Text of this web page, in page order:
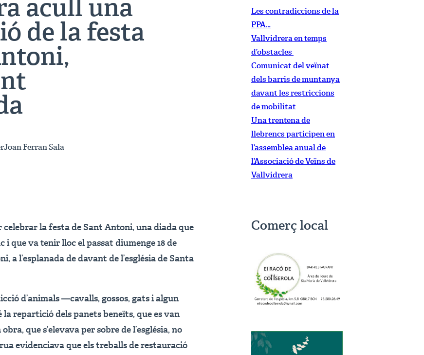
acull una
de la festa
Joan Ferran Sala
la festa de Sant Antoni, una diada que
i que va tenir lloc el passat diumenge 18 de
a l’esplanada de davant de l’església de Santa
d’animals —cavalls, gossos, gats i algun
repartició dels panets beneïts, que es van
que s’elevava per sobre de l’església, no
evidenciava que els treballs de restauració
Les contradiccions de la
PPA…
Vallvidrera en temps
d’obstacles
Comunicat del veïnat
dels barris de muntanya
davant les restriccions
de mobilitat
Una trentena de
llebrencs participen en
l’assemblea anual de
l’Associació de Veïns de
Vallvidrera
Comerç local